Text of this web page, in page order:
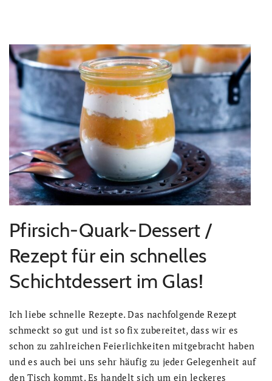
Pfirsich-Quark-Dessert /
Rezept für ein schnelles
Schichtdessert im Glas!
Ich liebe schnelle Rezepte. Das nachfolgende Rezept
schmeckt so gut und ist so fix zubereitet, dass wir es
schon zu zahlreichen Feierlichkeiten mitgebracht haben
und es auch bei uns sehr häufig zu jeder Gelegenheit auf
den Tisch kommt. Es handelt sich um ein leckeres